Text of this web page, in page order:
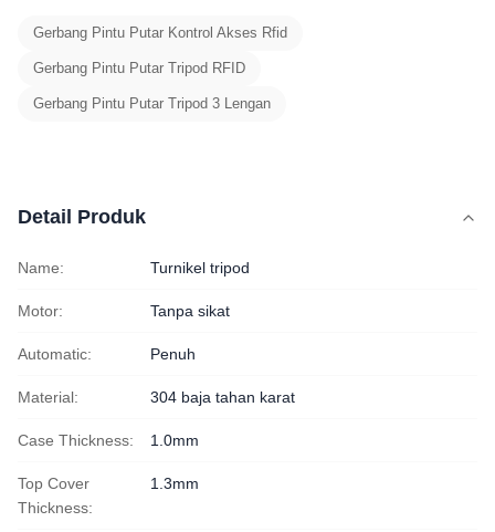
Gerbang Pintu Putar Kontrol Akses Rfid
Gerbang Pintu Putar Tripod RFID
Gerbang Pintu Putar Tripod 3 Lengan
Detail Produk
Name: Turnikel tripod
Motor: Tanpa sikat
Automatic: Penuh
Material: 304 baja tahan karat
Case Thickness: 1.0mm
Top Cover
Thickness:
1.3mm